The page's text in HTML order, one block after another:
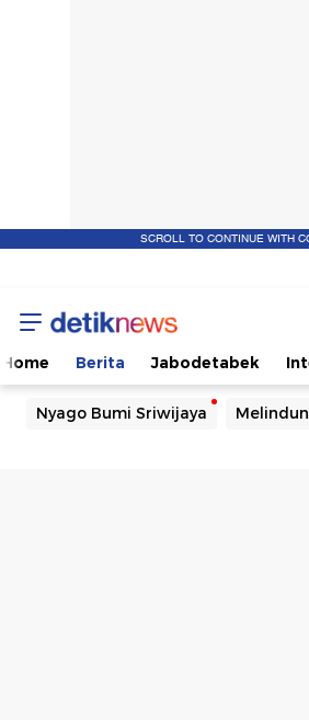
SCROLL TO CONTINUE WITH
Home Berita Jabodetabek
Nyago Bumi Sriwijaya